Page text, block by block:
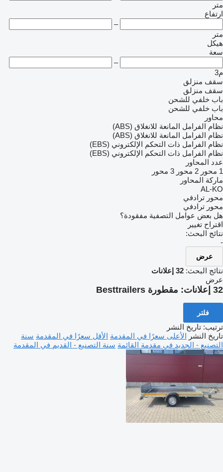
متر
ارتفاع
–
متر
هيكل
سعة
–
م3
سقف منزلق
سقف منزلق
باب خلفي للشحن
باب خلفي للشحن
محاور
نظام الفرامل المانعة للانغلاق (ABS)
نظام الفرامل المانعة للانغلاق (ABS)
نظام الفرامل ذات التحكم الإلكتروني (EBS)
نظام الفرامل ذات التحكم الإلكتروني (EBS)
عدد المحاور
1 محور
2 محور
3 محور
ماركة المحاور
AL-KO
محور ترادفي
محور ترادفي
هل بعض عوامل التصفية مفقودة؟
اقتراح تغيير
نتائج البحث:
-
عرض
نتائج البحث: 32 إعلانات
عرض
32 إعلانات: مقطورة Besttrailers
فلتر
ترتيب: تاريخ النشر
تاريخ النشر الأعلى سعرًا في المقدمة الأقل سعرًا في المقدمة سنة
التصنيع - الجديد في مقدمة القائمة سنة التصنيع - القديم في المقدمة